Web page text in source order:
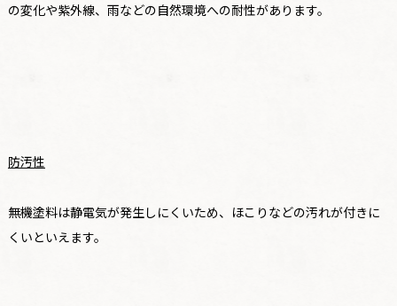
の変化や紫外線、雨などの自然環境への耐性があります。
防汚性
無機塗料は静電気が発生しにくいため、ほこりなどの汚れが付きに
くいといえます。